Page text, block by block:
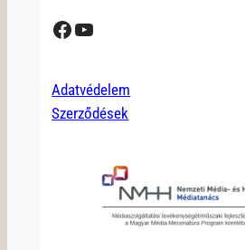
Facebook YouTube
Adatvédelem
Szerződések